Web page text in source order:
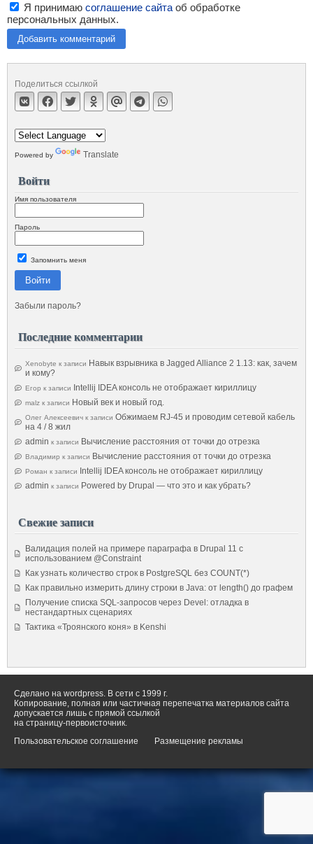
Я принимаю соглашение сайта об обработке
персональных данных.
Добавить комментарий
Поделиться ссылкой
Powered by Translate
Войти
Имя пользователя
Пароль
Запомнить меня
Войти
Забыли пароль?
Последние комментарии
Xenobyte к записи Навык взрывника в Jagged Alliance 2 1.13: как, зачем
и кому?
Егор к записи Intellij IDEA консоль не отображает кириллицу
malz к записи Новый век и новый год.
Олег Алексеевич к записи Обжимаем RJ-45 и проводим сетевой кабель
на 4 / 8 жил
admin к записи Вычисление расстояния от точки до отрезка
Владимир к записи Вычисление расстояния от точки до отрезка
Роман к записи Intellij IDEA консоль не отображает кириллицу
admin к записи Powered by Drupal — что это и как убрать?
Свежие записи
Валидация полей на примере параграфа в Drupal 11 с
использованием @Constraint
Как узнать количество строк в PostgreSQL без COUNT(*)
Как правильно измерить длину строки в Java: от length() до графем
Получение списка SQL-запросов через Devel: отладка в
нестандартных сценариях
Тактика «Троянского коня» в Kenshi
Сделано на wordpress. В сети с 1999 г.
Копирование, полная или частичная перепечатка материалов сайта
допускается лишь с прямой ссылкой
на страницу-первоисточник.
Пользовательское соглашение
Размещение рекламы